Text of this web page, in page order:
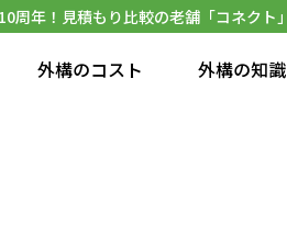
周年！見積もり比較の老舗「コネクト」
外構のコスト 外構の知識